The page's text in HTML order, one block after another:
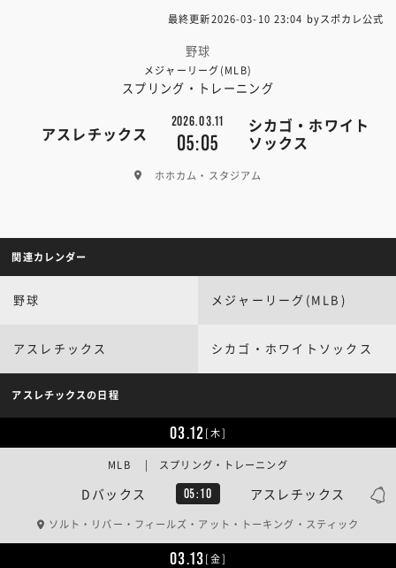
最終更新2026-03-10 23:04 byスポカレ公式
野球
メジャーリーグ(MLB)
スプリング・トレーニング
アスレチックス
2026.03.11
05:05
シカゴ・ホワイト
ソックス
ホホカム・スタジアム
関連カレンダー
野球 メジャーリーグ(MLB)
アスレチックス シカゴ・ホワイトソックス
アスレチックスの日程
03.12[木]
Dバックス 05:10 アスレチックス
MLB | スプリング・トレーニング
ソルト・リバー・フィールズ・アット・トーキング・スティック
03.13[金]